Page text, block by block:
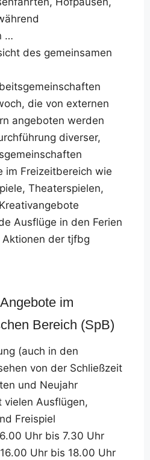
…
des gemeinsamen
die von externen
angeboten werden
diverser,
im Freizeitbereich wie
Theaterspielen,
Ausflüge in den Ferien
der tjfbg
im
Bereich (SpB)
(auch in den
von der Schließzeit
und Neujahr
vielen Ausflügen,
Freispiel
Uhr bis 7.30 Uhr
Uhr bis 18.00 Uhr